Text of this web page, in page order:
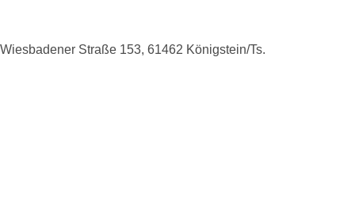
Wiesbadener Straße 153, 61462 Königstein/Ts.